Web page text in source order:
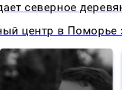
северное
центр в Поморье